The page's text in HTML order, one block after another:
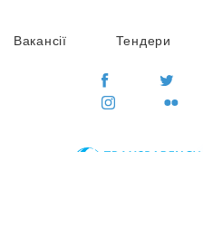
Вакансії Тендери